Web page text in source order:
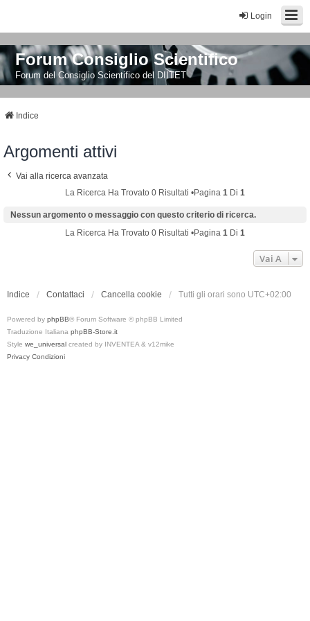
Login
Forum Consiglio Scientifico
Forum del Consiglio Scientifico del DIITET
Indice
Argomenti attivi
Vai alla ricerca avanzata
La Ricerca Ha Trovato 0 Risultati •Pagina 1 Di 1
Nessun argomento o messaggio con questo criterio di ricerca.
La Ricerca Ha Trovato 0 Risultati •Pagina 1 Di 1
Vai A
Indice Contattaci Cancella cookie Tutti gli orari sono UTC+02:00
Powered by phpBB® Forum Software © phpBB Limited
Traduzione Italiana phpBB-Store.it
Style we_universal created by INVENTEA & v12mike
Privacy Condizioni